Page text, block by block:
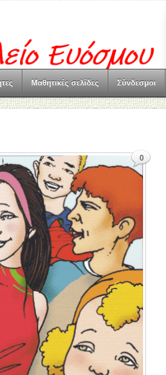
Μαθητικές σελίδες Σύνδεσμοι
0